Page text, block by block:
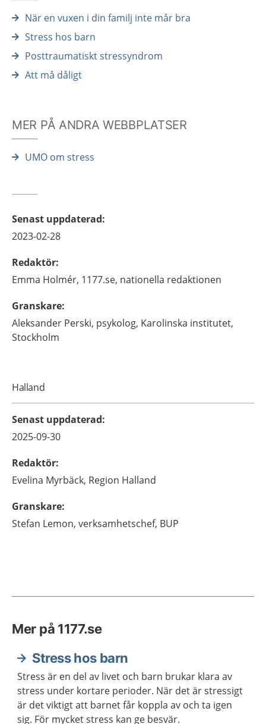
När en vuxen i din familj inte mår bra
Stress hos barn
Posttraumatiskt stressyndrom
Att må dåligt
MER PÅ ANDRA WEBBPLATSER
UMO om stress
Senast uppdaterad:
2023-02-28
Redaktör:
Emma Holmér, 1177.se, nationella redaktionen
Granskare:
Aleksander Perski, psykolog, Karolinska institutet,
Stockholm
Halland
Senast uppdaterad:
2025-09-30
Redaktör:
Evelina Myrbäck, Region Halland
Granskare:
Stefan Lemon, verksamhetschef, BUP
Mer på 1177.se
Stress hos barn
Stress är en del av livet och barn brukar klara av
stress under kortare perioder. När det är stressigt
är det viktigt att barnet får koppla av och ta igen
sig. För mycket stress kan ge besvär.